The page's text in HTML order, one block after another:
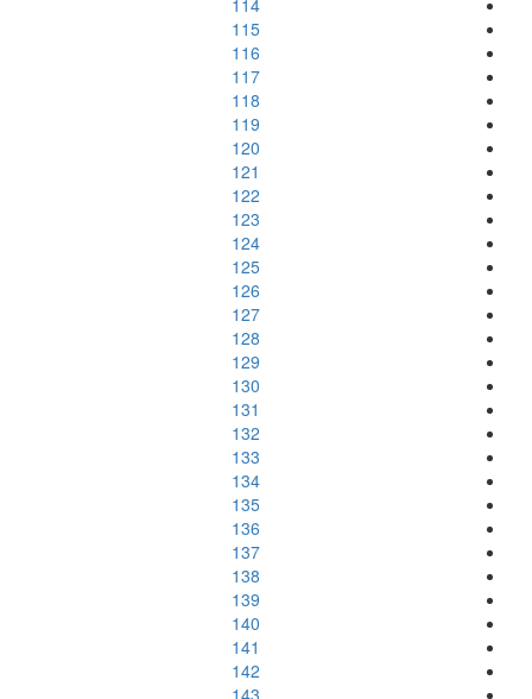
114
115
116
117
118
119
120
121
122
123
124
125
126
127
128
129
130
131
132
133
134
135
136
137
138
139
140
141
142
143